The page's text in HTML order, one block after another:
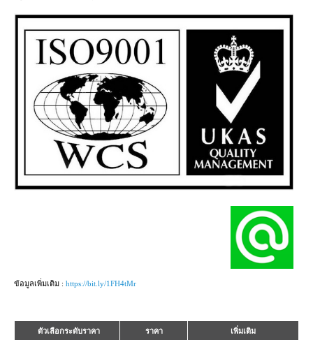
ข้อมูลเพิ่มเติม : https://bit.ly/1FH4tMr
ตัวเลือกระดับราคา ราคา เพิ่มเติม